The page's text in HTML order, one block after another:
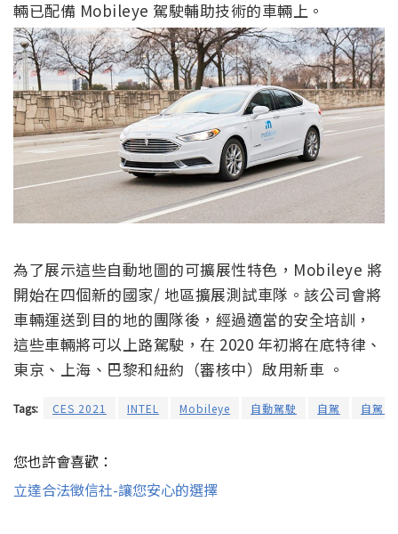
輛已配備 Mobileye 駕駛輔助技術的車輛上。
為了展示這些自動地圖的可擴展性特色，Mobileye 將
開始在四個新的國家/ 地區擴展測試車隊。該公司會將
車輛運送到目的地的團隊後，經過適當的安全培訓，
這些車輛將可以上路駕駛，在 2020 年初將在底特律、
東京、上海、巴黎和紐約（審核中）啟用新車 。
Tags: CES 2021 INTEL Mobileye 自動駕駛 自駕 自駕車
您也許會喜歡：
立達合法徵信社-讓您安心的選擇